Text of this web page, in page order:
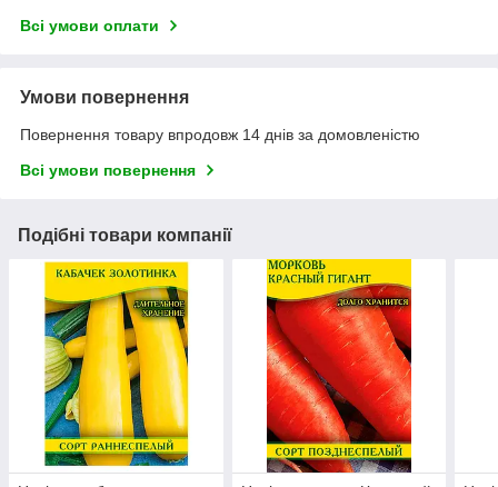
Всі умови оплати
Умови повернення
Повернення товару впродовж 14 днів за домовленістю
Всі умови повернення
Подібні товари компанії